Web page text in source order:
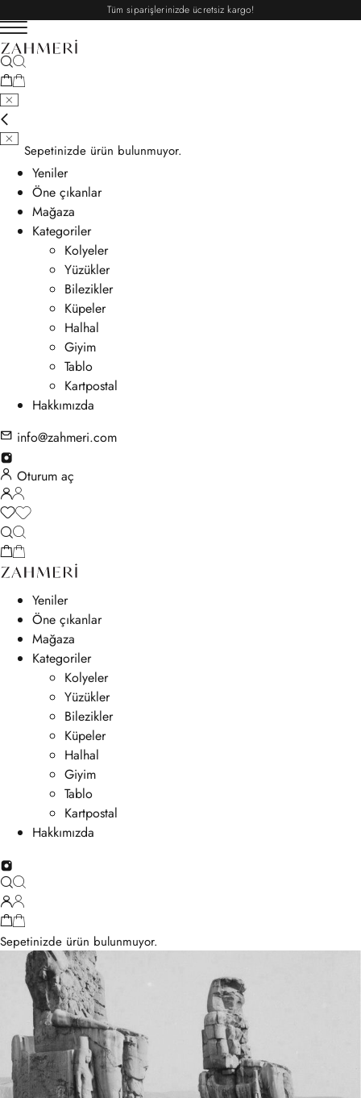
Tüm siparişlerinizde ücretsiz kargo!
Sepetinizde ürün bulunmuyor.
Yeniler
Öne çıkanlar
Mağaza
Kategoriler
Kolyeler
Yüzükler
Bilezikler
Küpeler
Halhal
Giyim
Tablo
Kartpostal
Hakkımızda
info@zahmeri.com
Oturum aç
Yeniler
Öne çıkanlar
Mağaza
Kategoriler
Kolyeler
Yüzükler
Bilezikler
Küpeler
Halhal
Giyim
Tablo
Kartpostal
Hakkımızda
Sepetinizde ürün bulunmuyor.